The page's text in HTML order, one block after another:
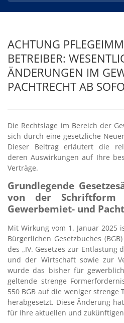
ACHTUNG
BETREIBER:
ÄNDERUNGEN IM
PACHTRECHT AB
Die Rechtslage im Bereich der
sich durch eine gesetzliche
Dieser Beitrag erläutert die
deren Auswirkungen auf Ihre
Verträge.
Grundlegende
von der
Gewerbemiet- und
Mit Wirkung vom 1. Januar 2025
Bürgerlichen Gesetzbuches
des „IV. Gesetzes zur
und der Wirtschaft sowie zur
wurde das bisher für
geltende strenge
550 BGB auf die weniger strenge
herabgesetzt. Diese Änderung
für Ihre aktuellen und